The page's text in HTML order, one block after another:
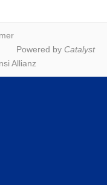
Powered by Catalyst
Allianz